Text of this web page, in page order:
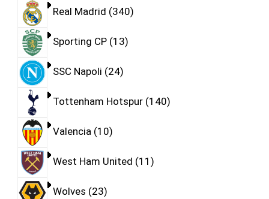
Real Madrid 340
Sporting CP 13
SSC Napoli 24
Tottenham Hotspur 140
Valencia 10
West Ham United 11
Wolves 23